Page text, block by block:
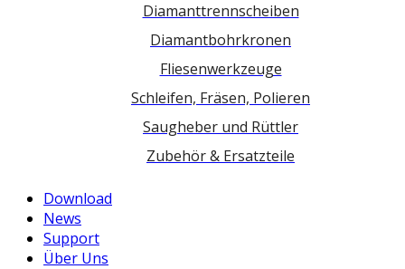
Diamanttrennscheiben
Diamantbohrkronen
Fliesenwerkzeuge
Schleifen, Fräsen, Polieren
Saugheber und Rüttler
Zubehör & Ersatzteile
Download
News
Support
Über Uns